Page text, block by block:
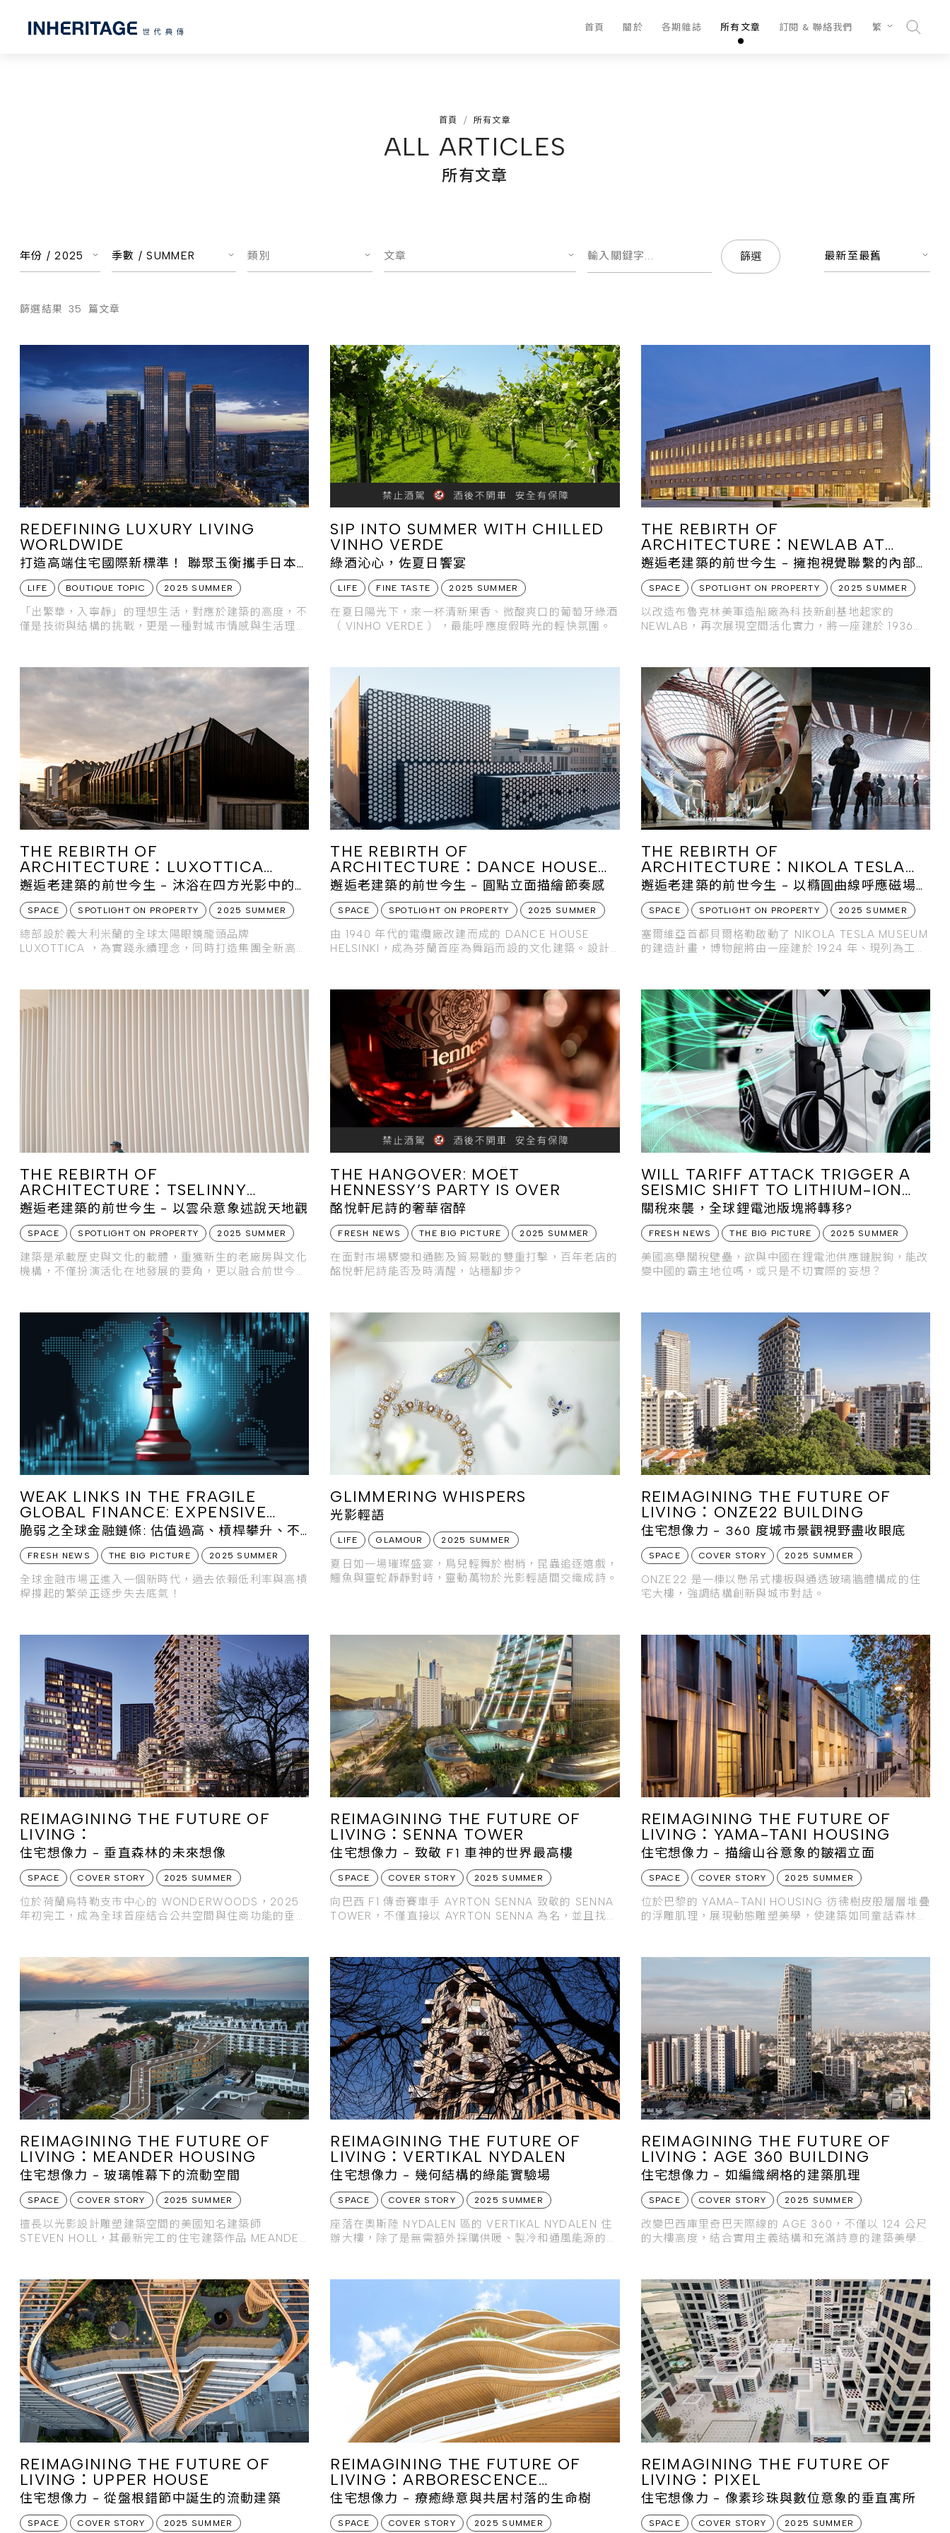
首頁 關於 各期雜誌 所有文章 訂閱 & 聯絡我們 繁
首頁 所有文章
ALL ARTICLES
所有文章
年份 /2025 季數 /SUMMER 類別 文章 最新至最舊
篩選結果 35 篇文章
REDEFINING LUXURY LIVING
WORLDWIDE
打造高端住宅國際新標準！ 聯聚玉衡攜手日本
鹿島跨國合作刷新城市高度
LIFE BOUTIQUE TOPIC 2025 SUMMER
「出繁華，入寧靜」的理想生活，對應於建築的高度，不
僅是技術與結構的挑戰，更是一種對城市情感與生活理想
SIP INTO SUMMER WITH CHILLED
VINHO VERDE
綠酒沁心，佐夏日饗宴
LIFE FINE TASTE 2025 SUMMER
在夏日陽光下，來一杯清新果香、微酸爽口的葡萄牙綠酒
（ VINHO VERDE ），最能呼應度假時光的輕快氛圍。
THE REBIRTH OF
ARCHITECTURE：NEWLAB AT
MICHIGAN CENTRAL
邂逅老建築的前世今生 - 擁抱視覺聯繫的內部空
間
SPACE SPOTLIGHT ON PROPERTY 2025 SUMMER
以改造布魯克林美軍造船廠為科技新創基地起家的
NEWLAB，再次展現空間活化實力，將一座建於 1936
THE REBIRTH OF
ARCHITECTURE：LUXOTTICA
DIGITAL FACTORY
邂逅老建築的前世今生 - 沐浴在四方光影中的創
新空間
SPACE SPOTLIGHT ON PROPERTY 2025 SUMMER
總部設於義大利米蘭的全球太陽眼鏡龍頭品牌
LUXOTTICA ，為實踐永續理念，同時打造集團全新高科
THE REBIRTH OF
ARCHITECTURE：DANCE HOUSE
HELSINKI
邂逅老建築的前世今生 - 圓點立面描繪節奏感
SPACE SPOTLIGHT ON PROPERTY 2025 SUMMER
由 1940 年代的電纜廠改建而成的 DANCE HOUSE
HELSINKI，成為芬蘭首座為舞蹈而設的文化建築。設計
THE REBIRTH OF
ARCHITECTURE：NIKOLA TESLA
MUSEUM
邂逅老建築的前世今生 - 以橢圓曲線呼應磁場能
量
SPACE SPOTLIGHT ON PROPERTY 2025 SUMMER
塞爾維亞首都貝爾格勒啟動了 NIKOLA TESLA MUSEUM
的建造計畫，博物館將由一座建於 1924 年、現列為工業
THE REBIRTH OF
ARCHITECTURE：TSELINNY
CENTER OF CONTEMPORARY
CULTURE
邂逅老建築的前世今生 - 以雲朵意象述說天地觀
SPACE SPOTLIGHT ON PROPERTY 2025 SUMMER
建築是承載歷史與文化的載體，重獲新生的老廠房與文化
機構，不僅扮演活化在地發展的要角，更以融合前世今生
THE HANGOVER: MOËT
HENNESSY’S PARTY IS OVER
酩悅軒尼詩的奢華宿醉
FRESH NEWS THE BIG PICTURE 2025 SUMMER
在面對市場驟變和通膨及貿易戰的雙重打擊，百年老店的
酩悅軒尼詩能否及時清醒，站穩腳步?
WILL TARIFF ATTACK TRIGGER A
SEISMIC SHIFT TO LITHIUM-ION
BATTERY’S SUPPLY PUZZLE?
關稅來襲，全球鋰電池版塊將轉移?
FRESH NEWS THE BIG PICTURE 2025 SUMMER
美國高舉關稅壁壘，欲與中國在鋰電池供應鏈脫鉤，能改
變中國的霸主地位嗎，或只是不切實際的妄想？
WEAK LINKS IN THE FRAGILE
GLOBAL FINANCE: EXPENSIVE
VALUATIONS, MOUNTING
LEVERAGE, ELEVATED
UNCERTAINTY, LACK OF
TRANSPARENCY & VISIBILITY
脆弱之全球金融鏈條: 估值過高、槓桿攀升、不
確定性騰空、缺乏透明度及能見度
FRESH NEWS THE BIG PICTURE 2025 SUMMER
全球金融市場正進入一個新時代，過去依賴低利率與高槓
桿撐起的繁榮正逐步失去底氣！
GLIMMERING WHISPERS
光影輕語
LIFE GLAMOUR 2025 SUMMER
夏日如一場璀璨盛宴，鳥兒輕舞於樹梢，昆蟲追逐嬉戲，
鱷魚與靈蛇靜靜對峙，靈動萬物於光影輕語間交織成詩。
REIMAGINING THE FUTURE OF
LIVING：ONZE22 BUILDING
住宅想像力 - 360 度城市景觀視野盡收眼底
SPACE COVER STORY 2025 SUMMER
ONZE22 是一棟以懸吊式樓板與通透玻璃牆體構成的住
宅大樓，強調結構創新與城市對話。
REIMAGINING THE FUTURE OF
LIVING：
住宅想像力 - 垂直森林的未來想像
SPACE COVER STORY 2025 SUMMER
位於荷蘭烏特勒支市中心的 WONDERWOODS，2025
年初完工，成為全球首座結合公共空間與住商功能的垂直
REIMAGINING THE FUTURE OF
LIVING：SENNA TOWER
住宅想像力 - 致敬 F1 車神的世界最高樓
SPACE COVER STORY 2025 SUMMER
向巴西 F1 傳奇賽車手 AYRTON SENNA 致敬的 SENNA
TOWER，不僅直接以 AYRTON SENNA 為名，並且找來
REIMAGINING THE FUTURE OF
LIVING：YAMA-TANI HOUSING
住宅想像力 - 描繪山谷意象的皺褶立面
SPACE COVER STORY 2025 SUMMER
位於巴黎的 YAMA-TANI HOUSING 彷彿樹皮般層層堆疊
的浮雕肌理，展現動態雕塑美學，使建築如同童話森林中
REIMAGINING THE FUTURE OF
LIVING：MEANDER HOUSING
住宅想像力 - 玻璃帷幕下的流動空間
SPACE COVER STORY 2025 SUMMER
擅長以光影設計雕塑建築空間的美國知名建築師
STEVEN HOLL，其最新完工的住宅建築作品 MEANDER
REIMAGINING THE FUTURE OF
LIVING：VERTIKAL NYDALEN
住宅想像力 - 幾何結構的綠能實驗場
SPACE COVER STORY 2025 SUMMER
座落在奧斯陸 NYDALEN 區的 VERTIKAL NYDALEN 住
辦大樓，除了是無需額外採購供暖、製冷和通風能源的
REIMAGINING THE FUTURE OF
LIVING：AGE 360 BUILDING
住宅想像力 - 如編織網格的建築肌理
SPACE COVER STORY 2025 SUMMER
改變巴西庫里奇巴天際線的 AGE 360，不僅以 124 公尺
的大樓高度，結合實用主義結構和充滿詩意的建築美學，
REIMAGINING THE FUTURE OF
LIVING：UPPER HOUSE
住宅想像力 - 從盤根錯節中誕生的流動建築
SPACE COVER STORY 2025 SUMMER
REIMAGINING THE FUTURE OF
LIVING：ARBORESCENCE
APARTMENTS
住宅想像力 - 療癒綠意與共居村落的生命樹
SPACE COVER STORY 2025 SUMMER
REIMAGINING THE FUTURE OF
LIVING：PIXEL
住宅想像力 - 像素珍珠與數位意象的垂直寓所
SPACE COVER STORY 2025 SUMMER